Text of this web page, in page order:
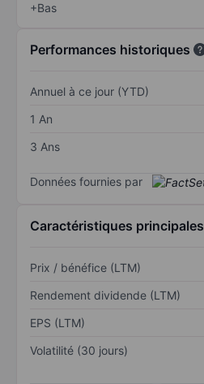
+Bas
Performances historiques
Annuel à ce jour (YTD)
1 An
3 Ans
Données fournies par
Caractéristiques principales
Prix / bénéfice (LTM)
Rendement dividende (LTM)
EPS (LTM)
Volatilité (30 jours)